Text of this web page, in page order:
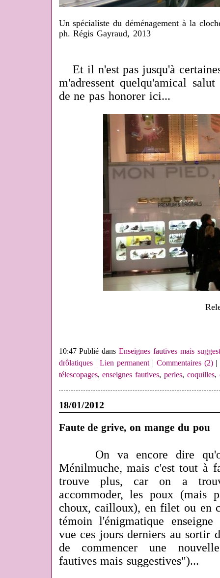
Un spécialiste du déménagement à la
ph. Régis Gayraud, 2013
Et il n'est pas jusqu'à
m'adressent quelqu'amical
de ne pas honorer ici...
10:47 Publié dansEnseignes fautives mais
drôlatiques|Lien permanent| Commentaires (2)|
télescopages,enseignes fautives,perles, coquilles,
18/01/2012
Faute de grive, on mange du pou
On va encore dire
Ménilmuche, mais c'est tout à
trouve plus, car on a
accommoder, les poux (mais
choux, cailloux), en filet ou en
témoin l'énigmatique enseigne
vue ces jours derniers au sortir
de commencer une
fautives mais suggestives")...